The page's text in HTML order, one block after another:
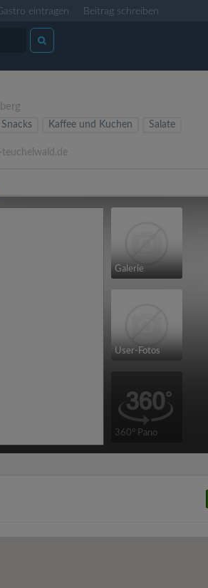
eintragen Beitrag schreiben
Snacks Kaffee und Kuchen Salate
Galerie
User-Fotos
360° Pano